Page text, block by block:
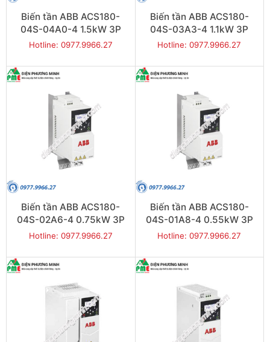
Biến tần ABB ACS180-
04S-04A0-4 1.5kW 3P
Hotline: 0977.9966.27
Biến tần ABB ACS180-
04S-03A3-4 1.1kW 3P
Hotline: 0977.9966.27
Biến tần ABB ACS180-
04S-02A6-4 0.75kW 3P
Hotline: 0977.9966.27
Biến tần ABB ACS180-
04S-01A8-4 0.55kW 3P
Hotline: 0977.9966.27